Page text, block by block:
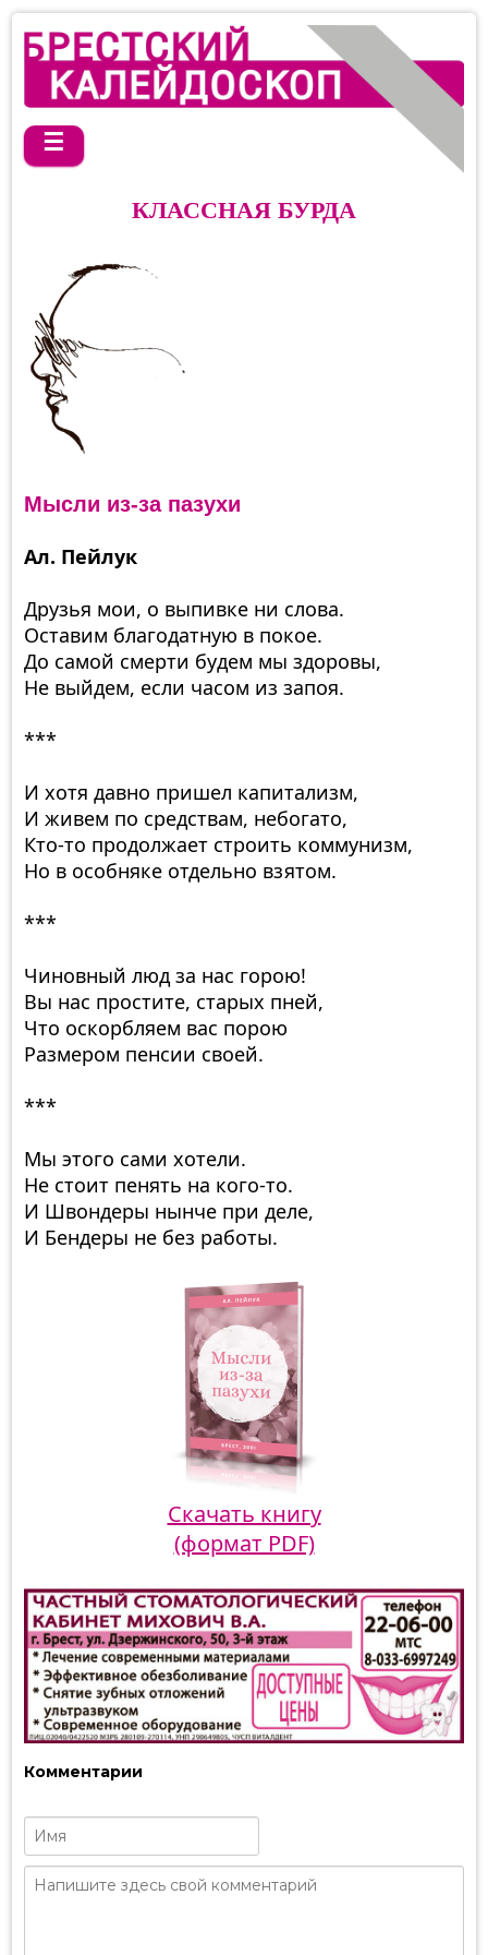
☰
КЛАССНАЯ БУРДА
Мысли из-за пазухи
Ал. Пейлук
Друзья мои, о выпивке ни слова.
Оставим благодатную в покое.
До самой смерти будем мы здоровы,
Не выйдем, если часом из запоя.
***
И хотя давно пришел капитализм,
И живем по средствам, небогато,
Кто-то продолжает строить коммунизм,
Но в особняке отдельно взятом.
***
Чиновный люд за нас горою!
Вы нас простите, старых пней,
Что оскорбляем вас порою
Размером пенсии своей.
***
Мы этого сами хотели.
Не стоит пенять на кого-то.
И Швондеры нынче при деле,
И Бендеры не без работы.
Скачать книгу
(формат PDF)
Комментарии